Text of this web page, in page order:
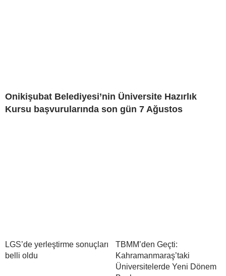
Onikişubat Belediyesi’nin Üniversite Hazırlık
Kursu başvurularında son gün 7 Ağustos
LGS’de yerleştirme sonuçları
belli oldu
TBMM’den Geçti:
Kahramanmaraş’taki
Üniversitelerde Yeni Dönem